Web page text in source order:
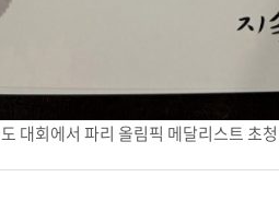
대회에서 파리 올림픽 메달리스트 초